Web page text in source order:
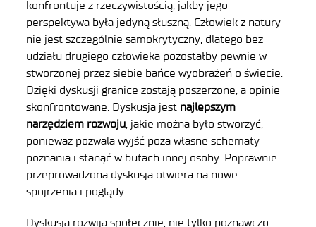
konfrontuje z rzeczywistością, jakby jego
perspektywa była jedyną słuszną. Człowiek z natury
nie jest szczególnie samokrytyczny, dlatego bez
udziału drugiego człowieka pozostałby pewnie w
stworzonej przez siebie bańce wyobrażeń o świecie.
Dzięki dyskusji granice zostają poszerzone, a opinie
skonfrontowane. Dyskusja jest najlepszym
narzędziem rozwoju, jakie można było stworzyć,
ponieważ pozwala wyjść poza własne schematy
poznania i stanąć w butach innej osoby. Poprawnie
przeprowadzona dyskusja otwiera na nowe
spojrzenia i poglądy.
Dyskusja rozwija społecznie, nie tylko poznawczo.